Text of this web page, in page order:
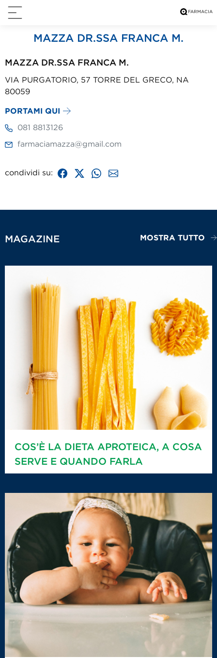
MAZZA DR.SSA FRANCA M.
MAZZA DR.SSA FRANCA M.
VIA PURGATORIO, 57 TORRE DEL GRECO, NA
80059
PORTAMI QUI
081 8813126
farmaciamazza@gmail.com
condividi su:
MAGAZINE MOSTRA TUTTO
COS’È LA DIETA APROTEICA, A COSA
SERVE E QUANDO FARLA